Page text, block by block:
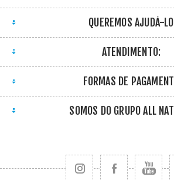
QUEREMOS AJUDÁ-LO
ATENDIMENTO:
FORMAS DE
SOMOS DO GRUPO ALL